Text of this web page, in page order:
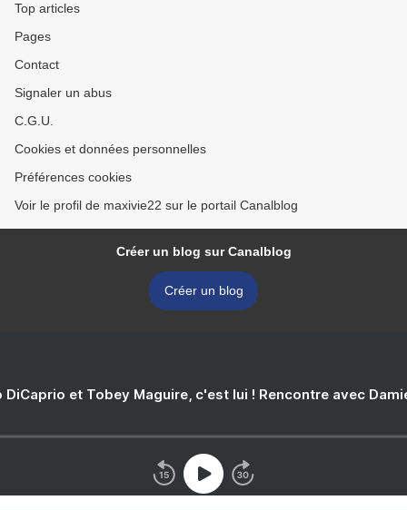
Top articles
Pages
Contact
Signaler un abus
C.G.U.
Cookies et données personnelles
Préférences cookies
Voir le profil de maxivie22 sur le portail Canalblog
Créer un blog sur Canalblog
Créer un blog
DiCaprio et Tobey Maguire, c'est lui ! Rencontre avec